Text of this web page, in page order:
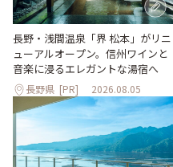
長野・浅間温泉「界 松本」がリニ
ューアルオープン。信州ワインと
音楽に浸るエレガントな湯宿へ
長野県 [PR] 2026.08.05